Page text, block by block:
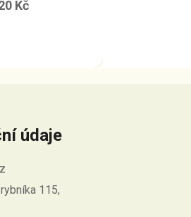
produktu
Kč
údaje
115,